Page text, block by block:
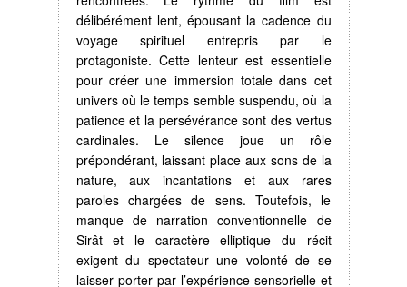
délibérément lent, épousant la cadence du
voyage spirituel entrepris par le
protagoniste. Cette lenteur est essentielle
pour créer une immersion totale dans cet
univers où le temps semble suspendu, où la
patience et la persévérance sont des vertus
cardinales. Le silence joue un rôle
prépondérant, laissant place aux sons de la
nature, aux incantations et aux rares
paroles chargées de sens. Toutefois, le
manque de narration conventionnelle de
Sirât et le caractère elliptique du récit
exigent du spectateur une volonté de se
laisser porter par l’expérience sensorielle et